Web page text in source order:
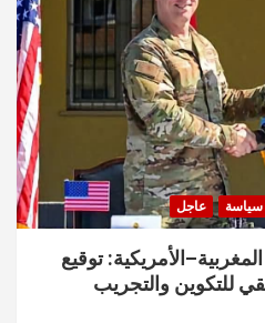
سياسة عاجل
توقيع
للتكوين والتجريب